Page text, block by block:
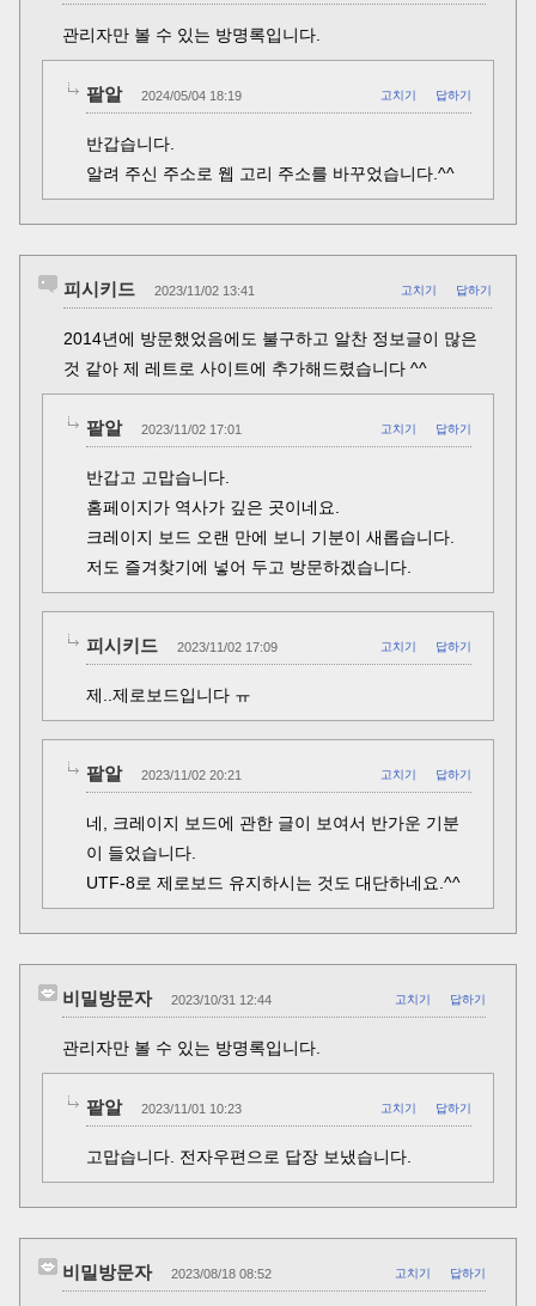
관리자만 볼 수 있는 방명록입니다.
팥알 2024/05/04 18:19 고치기 답하기
반갑습니다.
알려 주신 주소로 웹 고리 주소를 바꾸었습니다.^^
피시키드 2023/11/02 13:41 고치기 답하기
2014년에 방문했었음에도 불구하고 알찬 정보글이 많은
것 같아 제 레트로 사이트에 추가해드렸습니다 ^^
팥알 2023/11/02 17:01 고치기 답하기
반갑고 고맙습니다.
홈페이지가 역사가 깊은 곳이네요.
크레이지 보드 오랜 만에 보니 기분이 새롭습니다.
저도 즐겨찾기에 넣어 두고 방문하겠습니다.
피시키드 2023/11/02 17:09 고치기 답하기
제..제로보드입니다 ㅠ
팥알 2023/11/02 20:21 고치기 답하기
네, 크레이지 보드에 관한 글이 보여서 반가운 기분
이 들었습니다.
UTF-8로 제로보드 유지하시는 것도 대단하네요.^^
비밀방문자 2023/10/31 12:44 고치기 답하기
관리자만 볼 수 있는 방명록입니다.
팥알 2023/11/01 10:23 고치기 답하기
고맙습니다. 전자우편으로 답장 보냈습니다.
비밀방문자 2023/08/18 08:52 고치기 답하기